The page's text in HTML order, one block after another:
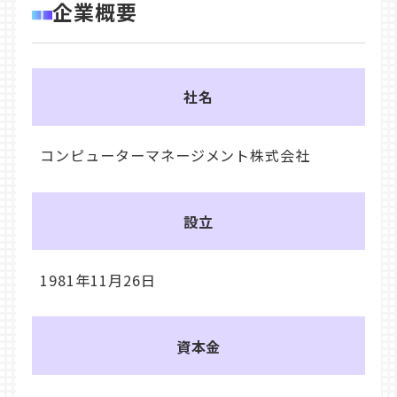
企業概要
社名
コンピューターマネージメント株式会社
設立
1981年11月26日
資本金